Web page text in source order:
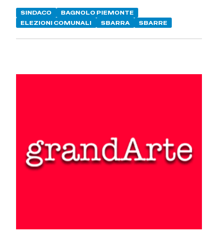
SINDACO
BAGNOLO PIEMONTE
ELEZIONI COMUNALI
SBARRA SBARRE